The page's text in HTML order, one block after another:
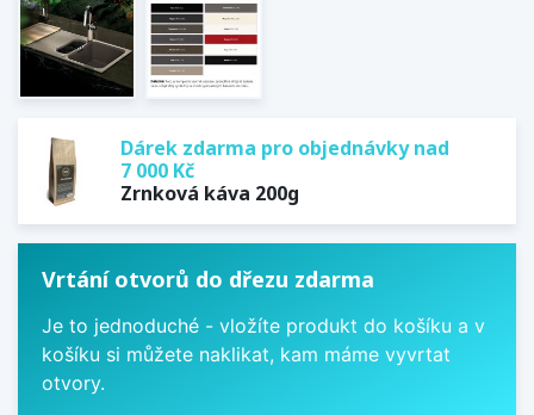
Dárek zdarma pro objednávky nad
7 000 Kč
Zrnková káva 200g
Vrtání otvorů do dřezu zdarma
Je to jednoduché - vložíte produkt do košíku a v
košíku si můžete naklikat, kam máme vyvrtat
otvory.